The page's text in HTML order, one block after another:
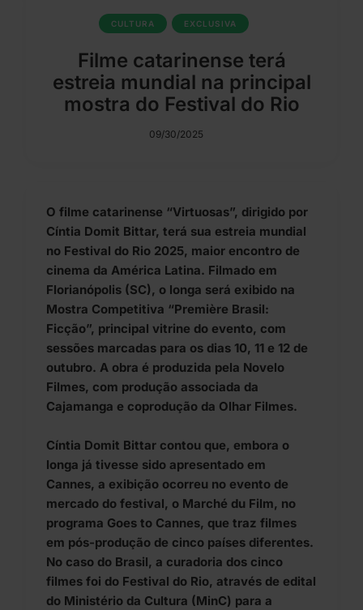
CULTURA EXCLUSIVA
Filme catarinense terá
estreia mundial na principal
mostra do Festival do Rio
09/30/2025
O filme catarinense “Virtuosas”, dirigido por
Cíntia Domit Bittar, terá sua estreia mundial
no Festival do Rio 2025, maior encontro de
cinema da América Latina. Filmado em
Florianópolis (SC), o longa será exibido na
Mostra Competitiva “Première Brasil:
Ficção”, principal vitrine do evento, com
sessões marcadas para os dias 10, 11 e 12 de
outubro. A obra é produzida pela Novelo
Filmes, com produção associada da
Cajamanga e coprodução da Olhar Filmes.
Cíntia Domit Bittar contou que, embora o
longa já tivesse sido apresentado em
Cannes, a exibição ocorreu no evento de
mercado do festival, o Marché du Film, no
programa Goes to Cannes, que traz filmes
em pós-produção de cinco países diferentes.
No caso do Brasil, a curadoria dos cinco
filmes foi do Festival do Rio, através de edital
do Ministério da Cultura (MinC) para a